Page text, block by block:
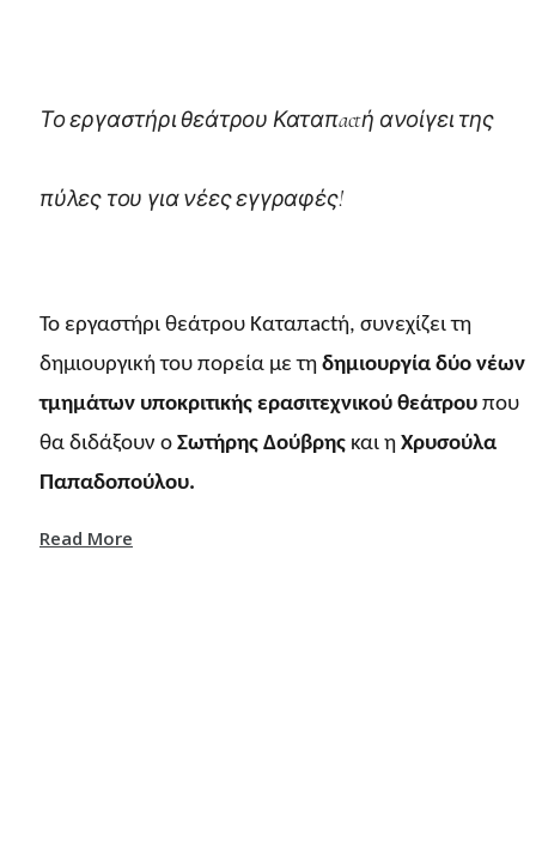
Το εργαστήρι θεάτρου Καταπactή ανοίγει της
πύλες του για νέες εγγραφές!
Το εργαστήρι θεάτρου Καταπactή, συνεχίζει τη
δημιουργική του πορεία με τη δημιουργία δύο νέων
τμημάτων υποκριτικής ερασιτεχνικού θεάτρου που
θα διδάξουν ο Σωτήρης Δούβρης και η Χρυσούλα
Παπαδοπούλου.
Read More